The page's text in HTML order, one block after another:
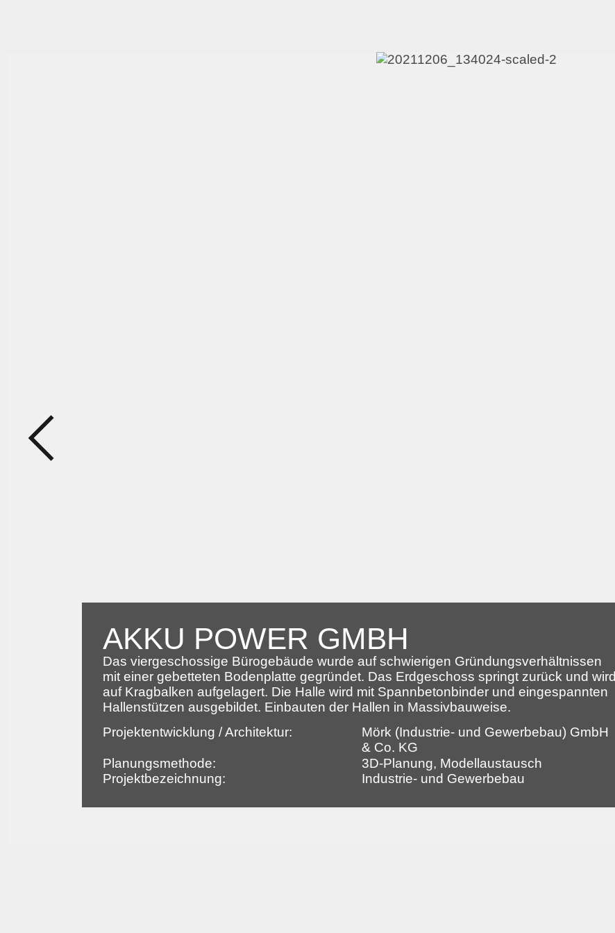
AKKU POWER GMBH
Das viergeschossige Bürogebäude wurde auf schwierigen Gründungsverhältnissen
mit einer gebetteten Bodenplatte gegründet. Das Erdgeschoss springt zurück und wird
auf Kragbalken aufgelagert. Die Halle wird mit Spannbetonbinder und eingespannten
Hallenstützen ausgebildet. Einbauten der Hallen in Massivbauweise.
Projektentwicklung / Architektur:
Mörk (Industrie- und Gewerbebau) GmbH
& Co. KG
Planungsmethode:
3D-Planung, Modellaustausch
Projektbezeichnung:
Industrie- und Gewerbebau